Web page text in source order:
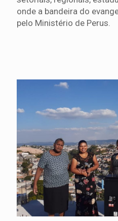
onde a bandeira do
pelo Ministério de Perus.